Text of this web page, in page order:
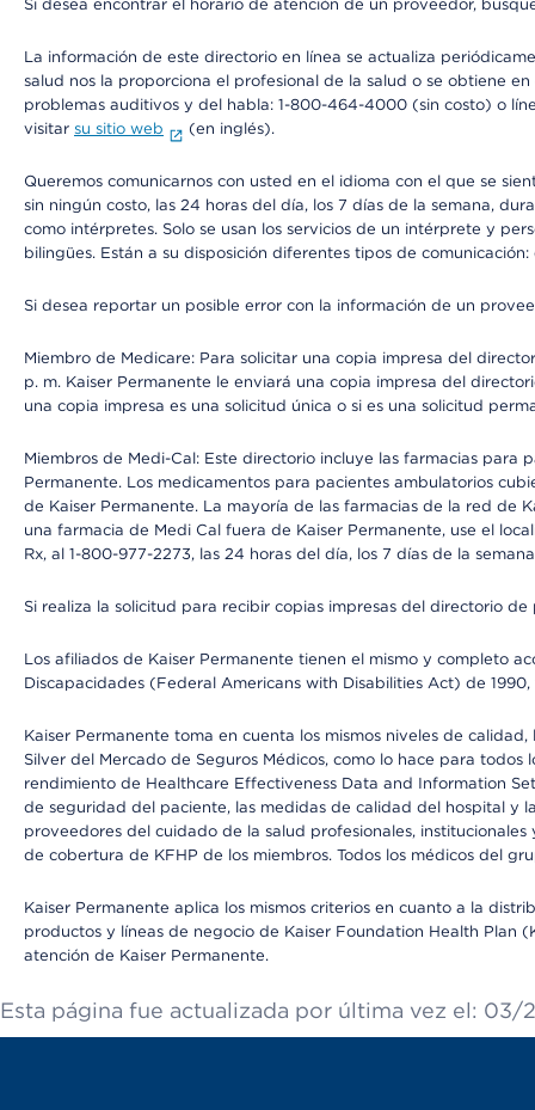
Si desea encontrar el horario de atención de un proveedor,
La información de este directorio en línea se actualiza
salud nos la proporciona el profesional de la salud o se obtiene
problemas auditivos y del habla: 1-800-464-4000 (sin costo) o
visitar su sitio web (en inglés).
Queremos comunicarnos con usted en el idioma con el que se
sin ningún costo, las 24 horas del día, los 7 días de la semana,
como intérpretes. Solo se usan los servicios de un intérprete y
bilingües. Están a su disposición diferentes tipos de
Si desea reportar un posible error con la información de un
Miembro de Medicare: Para solicitar una copia impresa del
p. m. Kaiser Permanente le enviará una copia impresa del
una copia impresa es una solicitud única o si es una solicitud
Miembros de Medi-Cal: Este directorio incluye las farmacias
Permanente. Los medicamentos para pacientes ambulatorios
de Kaiser Permanente. La mayoría de las farmacias de la red de
una farmacia de Medi Cal fuera de Kaiser Permanente, use el
Rx, al 1-800-977-2273, las 24 horas del día, los 7 días de la
Si realiza la solicitud para recibir copias impresas del directorio
Los afiliados de Kaiser Permanente tienen el mismo y completo
Discapacidades (Federal Americans with Disabilities Act) de
Kaiser Permanente toma en cuenta los mismos niveles de
Silver del Mercado de Seguros Médicos, como lo hace para
rendimiento de Healthcare Effectiveness Data and Information
de seguridad del paciente, las medidas de calidad del hospital y
proveedores del cuidado de la salud profesionales,
de cobertura de KFHP de los miembros. Todos los médicos del
Kaiser Permanente aplica los mismos criterios en cuanto a la
productos y líneas de negocio de Kaiser Foundation Health Plan
atención de Kaiser Permanente.
Esta página fue actualizada por última vez el: 03/